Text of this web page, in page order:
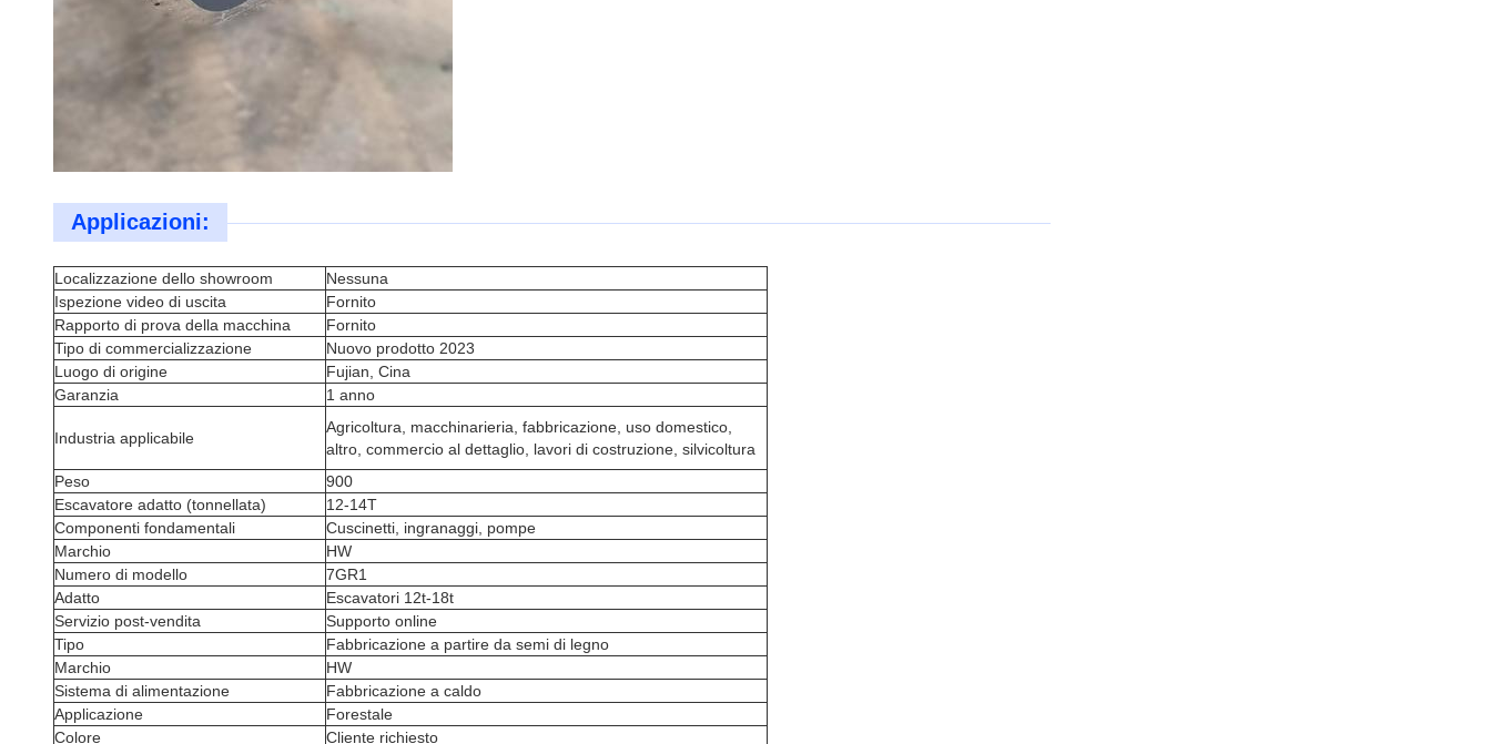
Applicazioni:
Localizzazione dello showroom
Nessuna
Ispezione video di uscita
Fornito
Rapporto di prova della macchina
Fornito
Tipo di commercializzazione
Nuovo prodotto 2023
Luogo di origine
Fujian, Cina
Garanzia
1 anno
Industria applicabile
Agricoltura, macchinarieria, fabbricazione, uso domestico,
altro, commercio al dettaglio, lavori di costruzione, silvicoltura
Peso
900
Escavatore adatto (tonnellata)
12-14T
Componenti fondamentali
Cuscinetti, ingranaggi, pompe
Marchio
HW
Numero di modello
7GR1
Adatto
Escavatori 12t-18t
Servizio post-vendita
Supporto online
Tipo
Fabbricazione a partire da semi di legno
Marchio
HW
Sistema di alimentazione
Fabbricazione a caldo
Applicazione
Forestale
Colore
Cliente richiesto